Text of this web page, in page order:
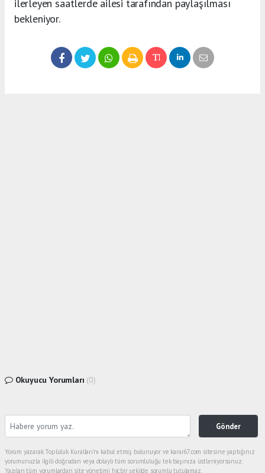
ilerleyen saatlerde ailesi tarafından paylaşılması
bekleniyor.
Okuyucu Yorumları (0)
Gönder
Yorum yazarak Topluluk Kuralları’nı kabul etmiş bulunuyor ve karar67.com sitesine yaptığınız
yorumunuzla ilgili doğrudan veya dolaylı tüm sorumluluğu tek başınıza üstleniyorsunuz.
Yazılan tüm yorumlardan site yönetimi hiçbir şekilde sorumlu tutulamaz.